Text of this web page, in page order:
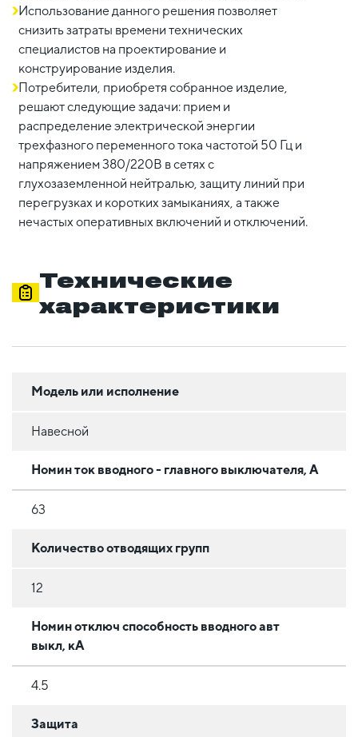
Использование данного решения позволяет
снизить затраты времени технических
специалистов на проектирование и
конструирование изделия.
Потребители, приобретя собранное изделие,
решают следующие задачи: прием и
распределение электрической энергии
трехфазного переменного тока частотой 50 Гц и
напряжением 380/220В в сетях с
глухозаземленной нейтралью, защиту линий при
перегрузках и коротких замыканиях, а также
нечастых оперативных включений и отключений.
Технические
характеристики
Модель или исполнение
Навесной
Номин ток вводного - главного выключателя, А
63
Количество отводящих групп
12
Номин отключ способность вводного авт
выкл, кА
4.5
Защита